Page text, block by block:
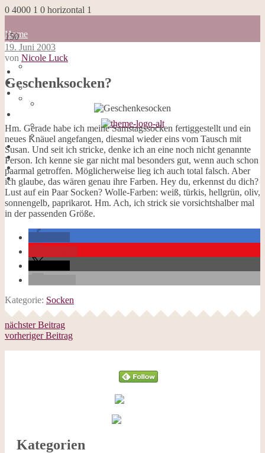
0 4000 1 0 horizontal 1
Home
Blog
about me
Impressum
Datenschutzerklärung
Galerie
Opal-Abos
Strickblogs
Hörbücher
150
Home
Blog
about me
Datenschutzerklärung
Cookies
Galerie
Opal-Abos
Strickblogs
Hörbücher
19. Juni 2003
von Nicole Luck
Geschenksocken?
Hm. Gerade habe ich meine Samstagssocken fertiggestellt und ein
neues Knäuel angefangen, diesmal wieder eins vom Tausch mit
Susan. Und seit ich stricke, denke ich an eine noch nicht genannte
Person. Ich kenne sie gar nicht mal besonders gut, wenn auch schon
paarmal getroffen. Möglicherweise lieg ich auch total falsch. Aber
ich glaube, das wären genau ihre Farben. Hey du, erkennst du dich?
Lust auf ein Paar Socken? Wolle-Farben: weiß, türkis, hellgrün, oliv,
sonnengelb, paprikarot. Hm. Ach, ich strick sie vorsichtshalber mal
in der passenden Größe.
Kategorie: Socken
nächster Beitrag
vorheriger Beitrag
Kategorien